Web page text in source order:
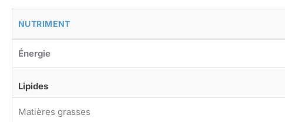
NUTRIMENT
Énergie
Lipides
Matières grasses